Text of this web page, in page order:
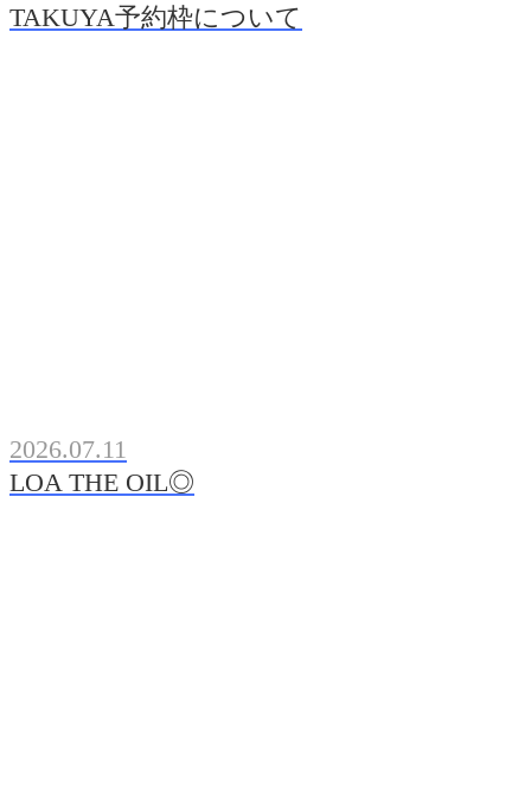
TAKUYA予約枠について
2026.07.11
LOA THE OIL◎